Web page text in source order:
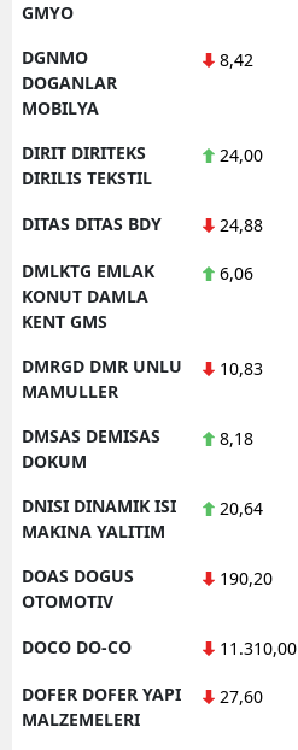
GMYO
DGNMO
DOGANLAR
MOBILYA
8,42
DIRIT DIRITEKS
DIRILIS TEKSTIL
24,00
DITAS DITAS BDY 24,88
DMLKTG EMLAK
KONUT DAMLA
KENT GMS
6,06
DMRGD DMR UNLU
MAMULLER
10,83
DMSAS DEMISAS
DOKUM
8,18
DNISI DINAMIK ISI
MAKINA YALITIM
20,64
DOAS DOGUS
OTOMOTIV
190,20
DOCO DO-CO 11.310,00
DOFER DOFER YAPI
MALZEMELERI
27,60